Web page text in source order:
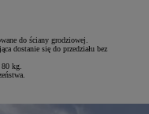
do ściany grodziowej.
dostanie się do przedziału bez
80 kg.